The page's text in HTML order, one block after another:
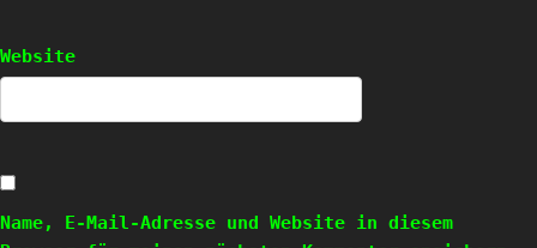
Website
Name, E-Mail-Adresse und Website in diesem